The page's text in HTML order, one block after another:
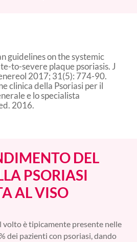
guidelines on the systemic
to-severe plaque psoriasis. J
2017; 31(5): 774-90.
clinica della Psoriasi per il
e lo specialista
2016.
DEL
PSORIASI
AL VISO
volto è tipicamente presente nelle
dei pazienti con psoriasi, dando